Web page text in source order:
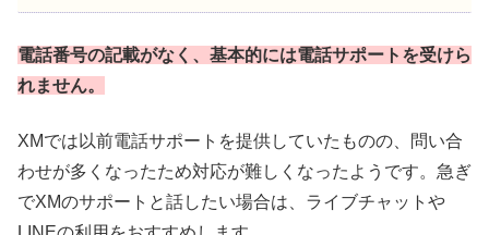
電話番号の記載がなく、基本的には電話サポートを受けら
れません。
XMでは以前電話サポートを提供していたものの、問い合
わせが多くなったため対応が難しくなったようです。急ぎ
でXMのサポートと話したい場合は、ライブチャットや